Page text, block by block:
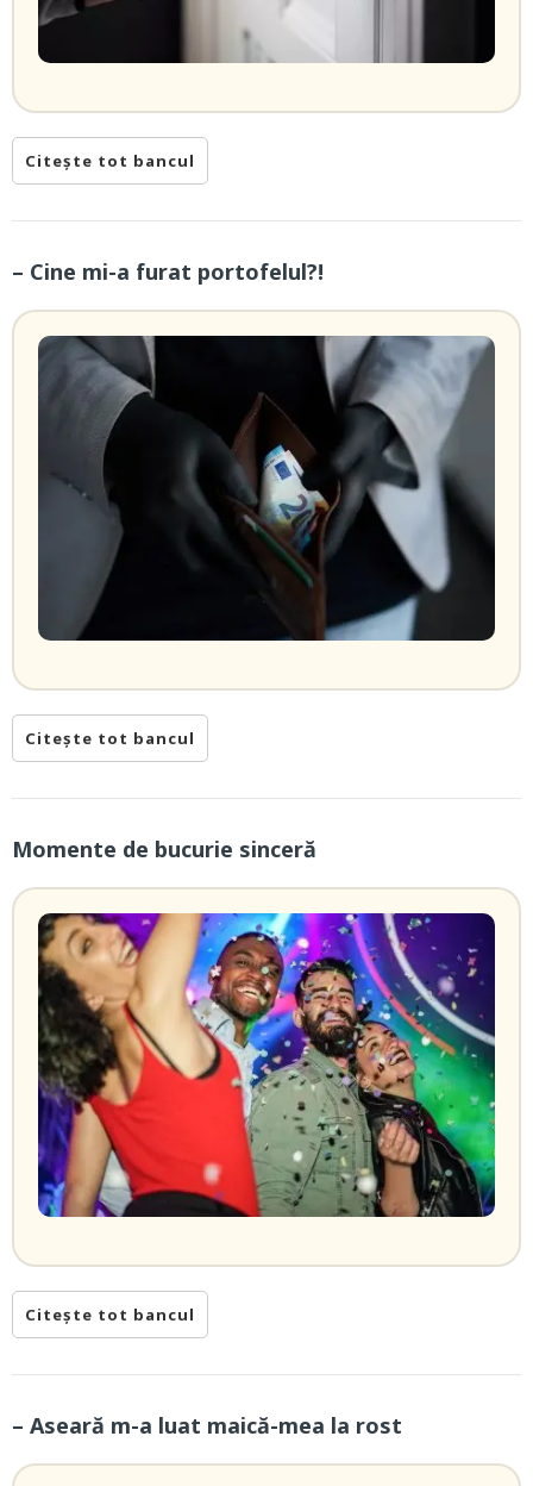
Citește tot bancul
– Cine mi-a furat portofelul?!
Citește tot bancul
Momente de bucurie sinceră
Citește tot bancul
– Aseară m-a luat maică-mea la rost